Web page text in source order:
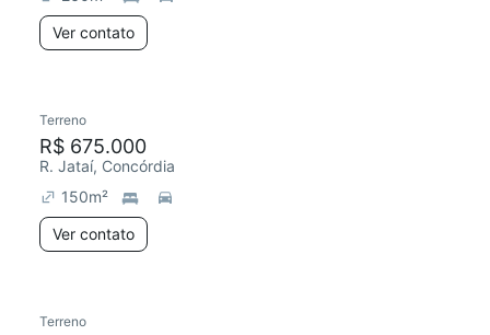
Ver contato
Terreno
R$ 675.000
R. Jataí, Concórdia
150m²
Ver contato
Terreno